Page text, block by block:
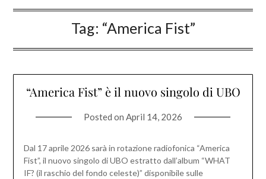
Tag: “America Fist”
“America Fist” è il nuovo singolo di UBO
Posted on April 14, 2026
Dal 17 aprile 2026 sarà in rotazione radiofonica “America
Fist”, il nuovo singolo di UBO estratto dall’album “WHAT
IF? (il raschio del fondo celeste)” disponibile sulle